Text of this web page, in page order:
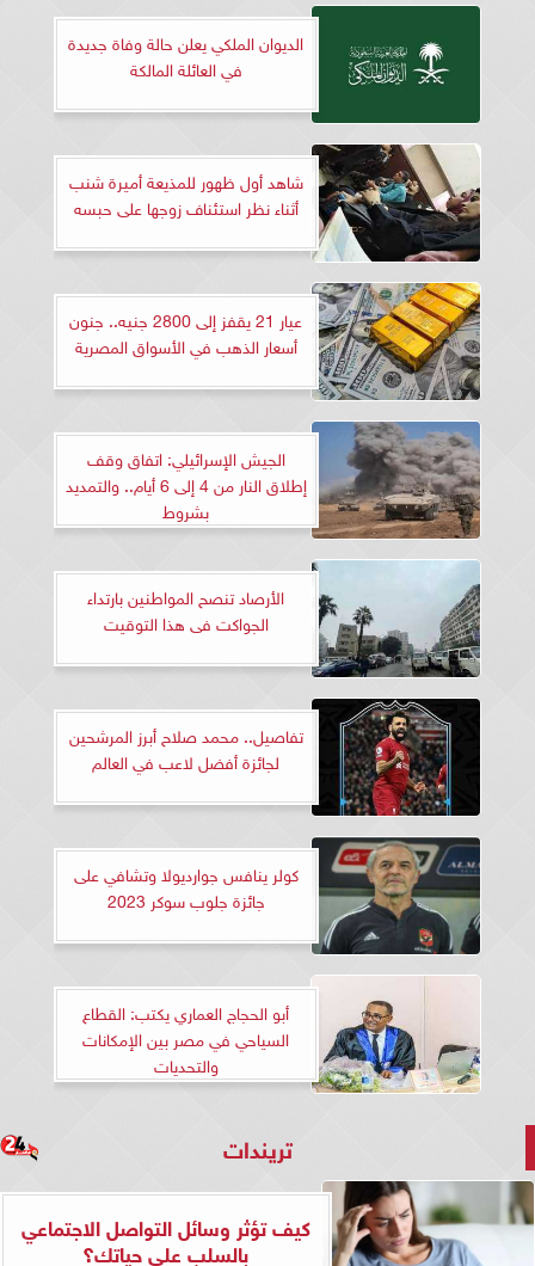
الديوان الملكي يعلن حالة وفاة جديدة
في العائلة المالكة
شاهد أول ظهور للمذيعة أميرة شنب
أثناء نظر استئناف زوجها على حبسه
عيار 21 يقفز إلى 2800 جنيه.. جنون
أسعار الذهب في الأسواق المصرية
الجيش الإسرائيلي: اتفاق وقف
إطلاق النار من 4 إلى 6 أيام.. والتمديد
بشروط
الأرصاد تنصح المواطنين بارتداء
الجواكت فى هذا التوقيت
تفاصيل.. محمد صلاح أبرز المرشحين
لجائزة أفضل لاعب في العالم
كولر ينافس جوارديولا وتشافي على
جائزة جلوب سوكر 2023
أبو الحجاج العماري يكتب: القطاع
السياحي في مصر بين الإمكانات
والتحديات
تريندات
كيف تؤثر وسائل التواصل الاجتماعي
بالسلب على حياتك؟